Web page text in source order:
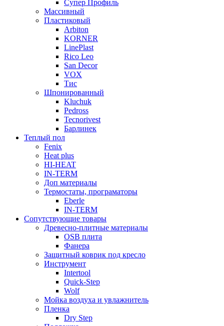
Супер Профиль
Массивный
Пластиковый
Arbiton
KORNER
LinePlast
Rico Leo
San Decor
VOX
Тис
Шпонированный
Kluchuk
Pedross
Tecnorivest
Барлинек
Теплый пол
Fenix
Heat plus
HI-HEAT
IN-TERM
Доп материалы
Термостаты, програматоры
Eberle
IN-TERM
Сопутствующие товары
Древесно-плитные материалы
OSB плита
Фанера
Защитный коврик под кресло
Инструмент
Intertool
Quick-Step
Wolf
Мойка воздуха и увлажнитель
Пленка
Dry Step